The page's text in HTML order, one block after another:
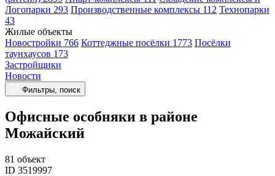
Логопарки 293 Производственные комплексы 112 Технопарки
43
Жилые объекты
Новостройки 766 Коттеджные посёлки 1773 Посёлки
таунхаусов 173
Застройщики
Новости
Фильтры, поиск
Офисные особняки в районе
Можайский
81 объект
ID 3519997